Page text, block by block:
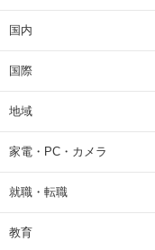
国内
国際
地域
家電・PC・カメラ
就職・転職
教育